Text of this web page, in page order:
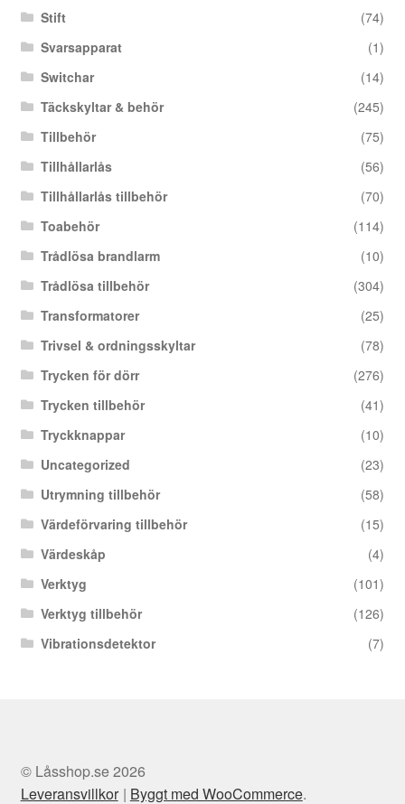
Stift
(74)
Svarsapparat
(1)
Switchar
(14)
Täckskyltar & behör
(245)
Tillbehör
(75)
Tillhållarlås
(56)
Tillhållarlås tillbehör
(70)
Toabehör
(114)
Trådlösa brandlarm
(10)
Trådlösa tillbehör
(304)
Transformatorer
(25)
Trivsel & ordningsskyltar
(78)
Trycken för dörr
(276)
Trycken tillbehör
(41)
Tryckknappar
(10)
Uncategorized
(23)
Utrymning tillbehör
(58)
Värdeförvaring tillbehör
(15)
Värdeskåp
(4)
Verktyg
(101)
Verktyg tillbehör
(126)
Vibrationsdetektor
(7)
© Låsshop.se 2026
Leveransvillkor
Byggt med WooCommerce.